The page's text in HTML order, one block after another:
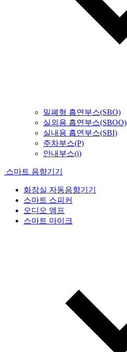
밀폐형 흡연부스(SBO)
실외용 흡연부스(SBOO)
실내용 흡연부스(SBI)
주차부스(P)
안내부스(i)
스마트 음향기기
화장실 자동음향기기
스마트 스피커
오디오 앰프
스마트 마이크